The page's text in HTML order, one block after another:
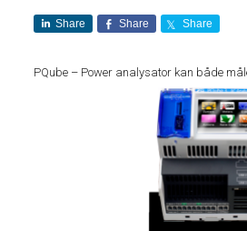
Share Share Share
PQube – Power analysator kan både